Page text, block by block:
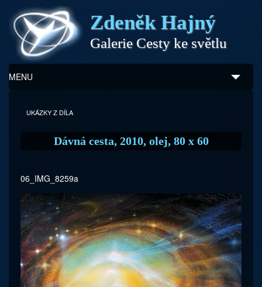
Zdeněk Hajný
Galerie Cesty ke světlu
MENU
Galerie
Program
Doprovodný prodej
Kontakty
UKÁZKY Z DÍLA
Dávná cesta, 2010, olej, 80 x 60
06_IMG_8259a